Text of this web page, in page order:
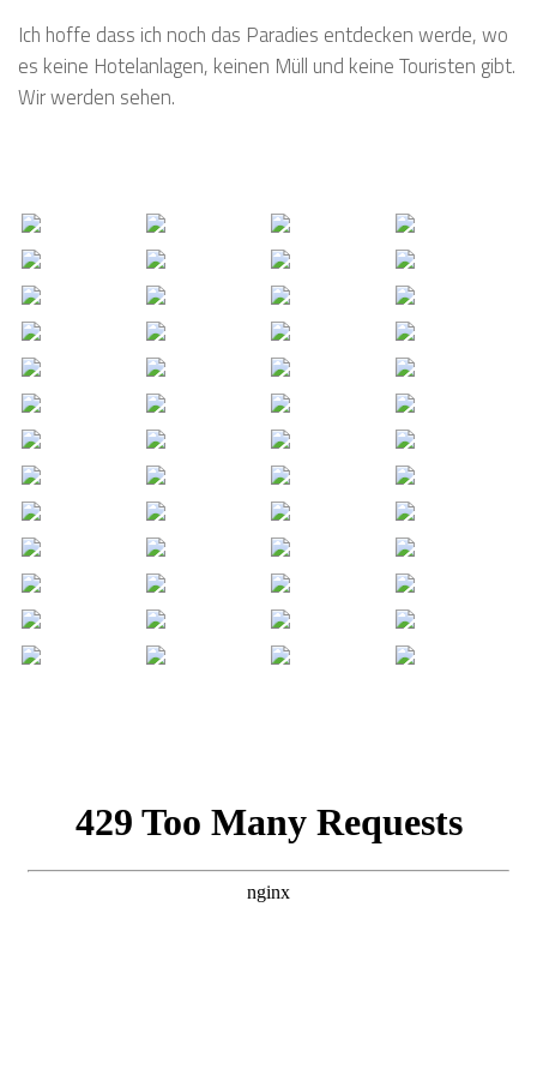
Ich hoffe dass ich noch das Paradies entdecken werde, wo
es keine Hotelanlagen, keinen Müll und keine Touristen gibt.
Wir werden sehen.